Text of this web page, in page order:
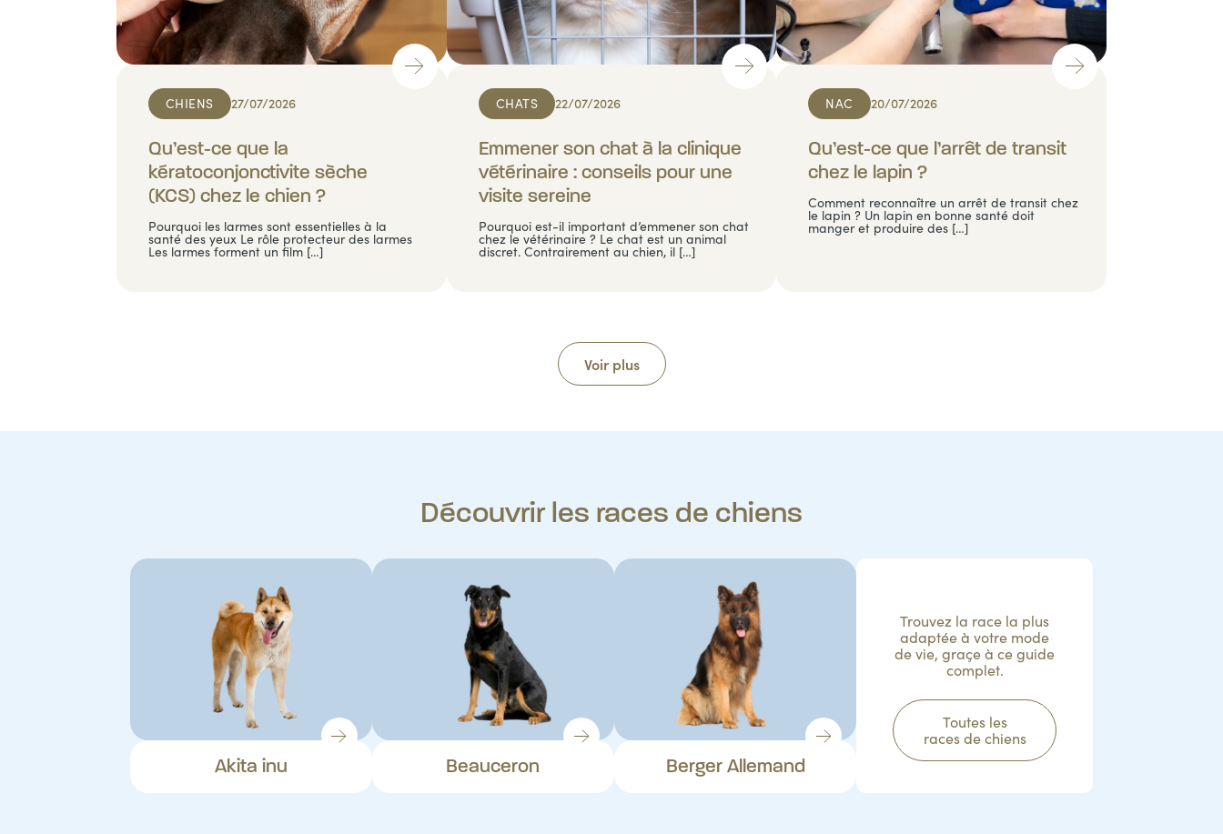
CHIENS 27/07/2026
Qu’est-ce que la
kératoconjonctivite sèche
(KCS) chez le chien ?
Pourquoi les larmes sont essentielles à la
santé des yeux Le rôle protecteur des larmes
Les larmes forment un film […]
CHATS 22/07/2026
Emmener son chat à la clinique
vétérinaire : conseils pour une
visite sereine
Pourquoi est-il important d’emmener son chat
chez le vétérinaire ? Le chat est un animal
discret. Contrairement au chien, il […]
NAC 20/07/2026
Qu’est-ce que l’arrêt de transit
chez le lapin ?
Comment reconnaître un arrêt de transit chez
le lapin ? Un lapin en bonne santé doit
manger et produire des […]
Voir plus
Découvrir les races de chiens
Akita inu Beauceron Berger Allemand
Trouvez la race la plus
adaptée à votre mode
de vie, graçe à ce guide
complet.
Toutes les
races de chiens